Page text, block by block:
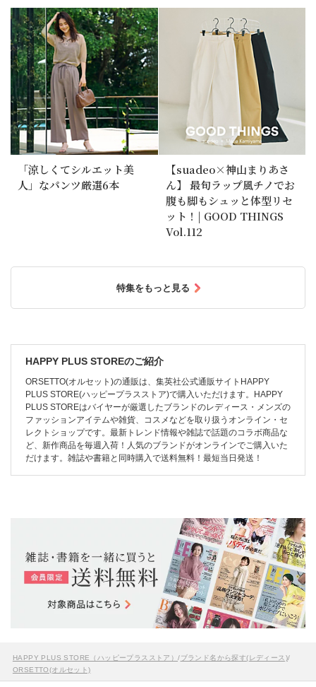
「涼しくてシルエット美
人」なパンツ厳選6本
【suadeo×神山まりあさ
ん】 最旬ラップ風チノでお
腹も脚もシュッと体型リセ
ット！| GOOD THINGS
Vol.112
特集をもっと見る
HAPPY PLUS STOREのご紹介
ORSETTO(オルセット)の通販は、集英社公式通販サイトHAPPY
PLUS STORE(ハッピープラスストア)で購入いただけます。HAPPY
PLUS STOREはバイヤーが厳選したブランドのレディース・メンズの
ファッションアイテムや雑貨、コスメなどを取り扱うオンライン・セ
レクトショップです。最新トレンド情報や雑誌で話題のコラボ商品な
ど、新作商品を毎週入荷！人気のブランドがオンラインでご購入いた
だけます。雑誌や書籍と同時購入で送料無料！最短当日発送！
HAPPY PLUS STORE（ハッピープラスストア）/ブランド名から探す(レディース)/
ORSETTO(オルセット)